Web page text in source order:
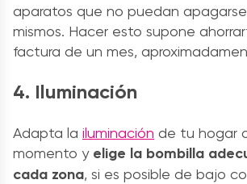
aparatos que no puedan
mismos. Hacer esto supone
factura de un mes,
4. Iluminación
Adapta la iluminación de tu hogar
momento y elige la bombilla
cada zona, si es posible de bajo